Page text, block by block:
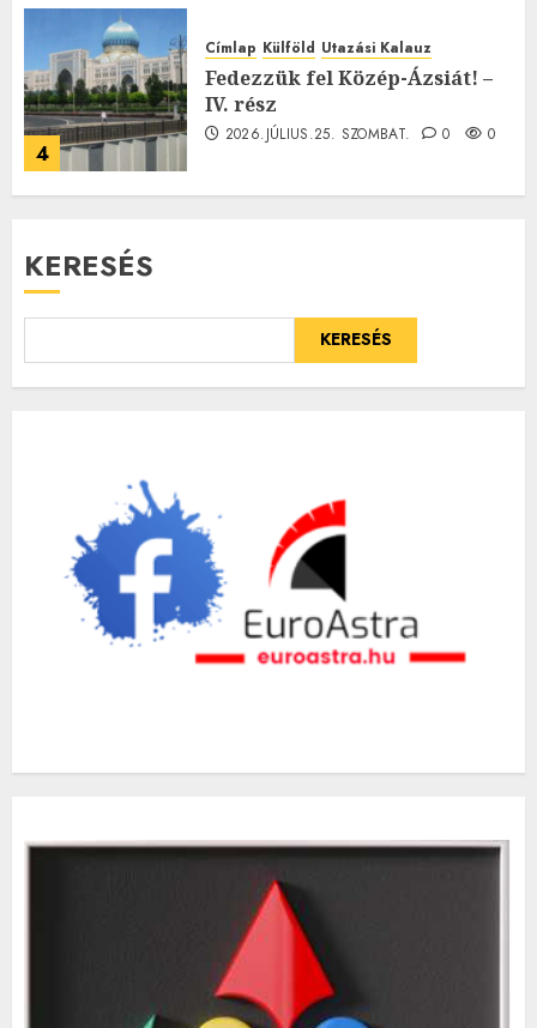
4
Címlap Külföld Utazási Kalauz
Fedezzük fel Közép-Ázsiát! –
IV. rész
2026.JÚLIUS.25. SZOMBAT. 0 0
KERESÉS
KERESÉS